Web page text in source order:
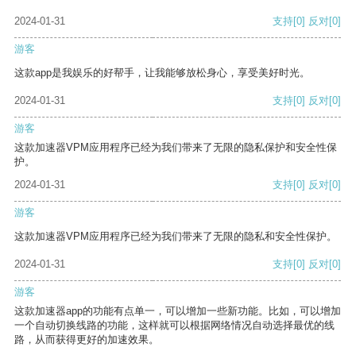
2024-01-31 支持[0] 反对[0]
游客
这款app是我娱乐的好帮手，让我能够放松身心，享受美好时光。
2024-01-31 支持[0] 反对[0]
游客
这款加速器VPM应用程序已经为我们带来了无限的隐私保护和安全性保
护。
2024-01-31
支持[0] 反对[0]
游客
这款加速器VPM应用程序已经为我们带来了无限的隐私和安全性保护。
2024-01-31 支持[0] 反对[0]
游客
这款加速器app的功能有点单一，可以增加一些新功能。比如，可以增加
一个自动切换线路的功能，这样就可以根据网络情况自动选择最优的线
路，从而获得更好的加速效果。